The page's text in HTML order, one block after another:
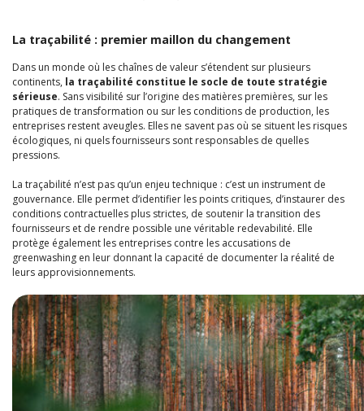
La traçabilité : premier maillon du changement
Dans un monde où les chaînes de valeur s’étendent sur plusieurs
continents, la traçabilité constitue le socle de toute stratégie
sérieuse. Sans visibilité sur l’origine des matières premières, sur les
pratiques de transformation ou sur les conditions de production, les
entreprises restent aveugles. Elles ne savent pas où se situent les risques
écologiques, ni quels fournisseurs sont responsables de quelles
pressions.
La traçabilité n’est pas qu’un enjeu technique : c’est un instrument de
gouvernance. Elle permet d’identifier les points critiques, d’instaurer des
conditions contractuelles plus strictes, de soutenir la transition des
fournisseurs et de rendre possible une véritable redevabilité. Elle
protège également les entreprises contre les accusations de
greenwashing en leur donnant la capacité de documenter la réalité de
leurs approvisionnements.